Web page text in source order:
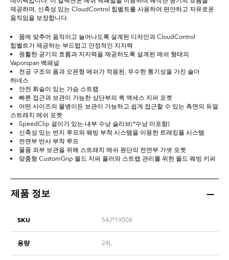
제공하며, 신축성 있는 CloudControl 힙벨트를 사용하여 편안하고 자유로운
움직임을 보장합니다.
몸에 맞추어 움직이고 늘어나도록 설계된 디자인과 CloudControl
힙벨트가 제공하는 부드럽고 안정적인 지지력
원활한 공기의 흐름과 지지력을 제공하도록 설계된 메쉬 형태의
Vaporspan 백패널
천공 구조의 폼과 오픈형 메쉬가 적용된, 우수한 통기성을 가진 숄더
하네스
안전 휘슬이 있는 가슴 스트랩
빠른 접근과 보관이 가능한 상단부의 퀵 액세스 지퍼 포켓
어떤 사이즈의 물병이든 보관이 가능하고 쉽게 접근할 수 있는 측면의 듀얼
스트래치 메쉬 포켓
SpeedClip 걸이가 있는 내부 수낭 슬리브(*수낭 미포함)
신축성 있는 번지 루프와 웨빙 부착 시스템을 이용한 트래킹폴 시스템
전면부 반사 부착 루프
물품 외부 보관을 위해 스트래치 메쉬 원단의 전면부 가셋 포켓
맞춤형 CustomGrip 몰드 지퍼 풀러와 스트랩 관리를 위한 몰드 웨빙 키퍼
제품 정보
SKU 54J*19008
용량 24L